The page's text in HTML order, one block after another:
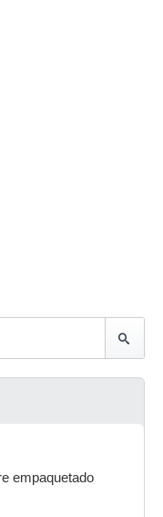
empaquetado